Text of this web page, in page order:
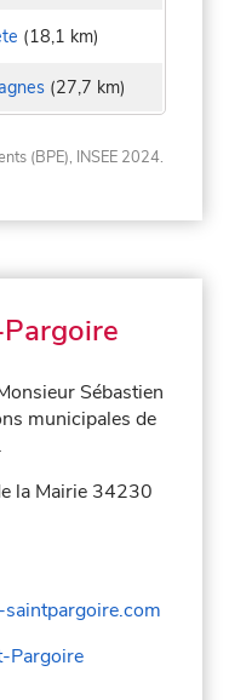
(18,1 km)
(27,7 km)
(BPE), INSEE 2024.
Sébastien
municipales de
la Mairie 34230
Pargoire